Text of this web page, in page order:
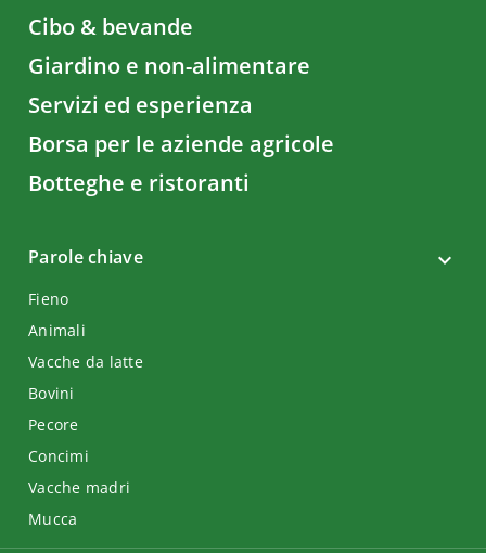
Cibo & bevande
Giardino e non-alimentare
Servizi ed esperienza
Borsa per le aziende agricole
Botteghe e ristoranti
Parole chiave
Fieno
Animali
Vacche da latte
Bovini
Pecore
Concimi
Vacche madri
Mucca